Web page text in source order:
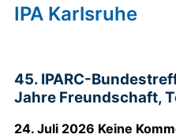
IPA Karlsruhe
45. IPARC-
Jahre Freundschaft,
24. Juli 2026 Keine